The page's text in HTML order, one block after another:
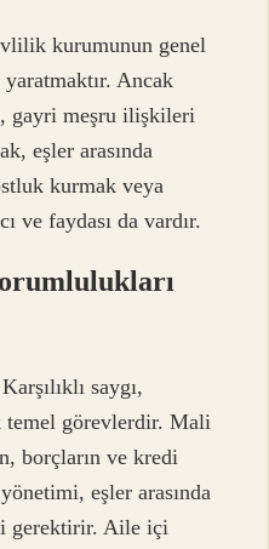
kurumunun genel
Ancak
gayri meşru ilişkileri
eşler arasında
kurmak veya
ve faydası da vardır.
saygı,
temel görevlerdir. Mali
borçların ve kredi
eşler arasında
gerektirir. Aile içi